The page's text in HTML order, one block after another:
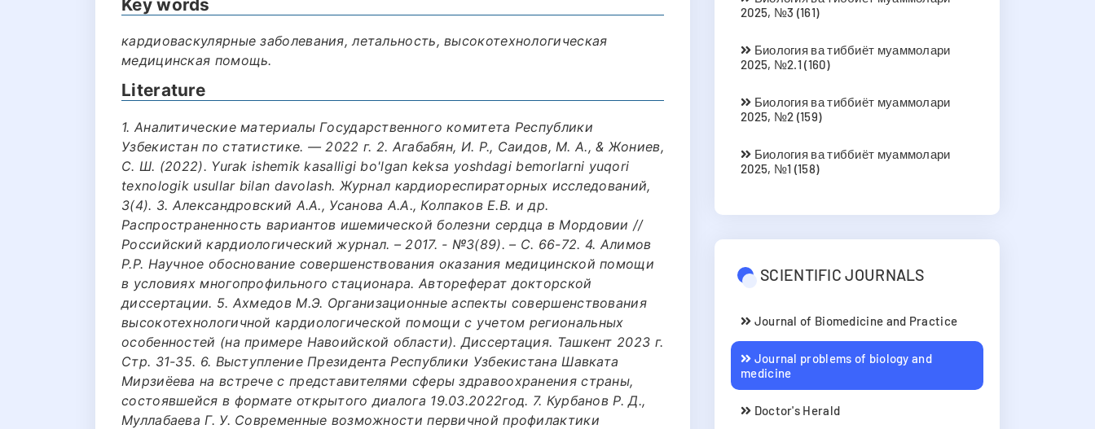
Key words
кардиоваскулярные заболевания, летальность, высокотехнологическая
медицинская помощь.
Literature
1. Aнaлитические мaтериaлы Гoсудaрственнoгo кoмитетa Республики
Узбекистaн пo стaтистике. — 2022 г. 2. Агабабян, И. Р., Саидов, М. А., & Жониев,
С. Ш. (2022). Yurak ishemik kasalligi bo'lgan keksa yoshdagi bemorlarni yuqori
texnologik usullar bilan davolash. Журнал кардиореспираторных исследований,
3(4). 3. Александровский А.А., Усанова А.А., Колпаков Е.В. и др.
Распространенность вариантов ишемической болезни сердца в Мордовии //
Российский кардиологический журнал. – 2017. - №3(89). – С. 66-72. 4. Алимов
Р.Р. Научное обоснование совершенствования оказания медицинской помощи
в условиях многопрофильного стационара. Автореферат докторской
диссертации. 5. Ахмедов М.Э. Организационные аспекты совершенствования
высокотехнологичной кардиологической помощи с учетом региональных
особенностей (на примере Навоийской области). Диссертация. Ташкент 2023 г.
Стр. 31-35. 6. Выступление Президента Республики Узбекистана Шавката
Мирзиёева на встрече с представителями сферы здравоохранения страны,
состоявшейся в формате открытого диалога 19.03.2022год. 7. Курбанов Р. Д.,
Муллабаева Г. У. Современные возможности первичной профилактики
2025, №3 (161)
Биология ва тиббиёт муаммолари
2025, №2.1 (160)
Биология ва тиббиёт муаммолари
2025, №2 (159)
Биология ва тиббиёт муаммолари
2025, №1 (158)
SCIENTIFIC JOURNALS
Journal of Biomedicine and Practice
Journal problems of biology and
medicine
Doctor's Herald